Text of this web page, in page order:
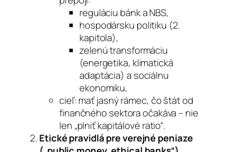
reguláciu bánk a NBS,
hospodársku politiku (2.
kapitola),
zelenú transformáciu
(energetika, klimatická
adaptácia) a sociálnu
ekonomiku,
cieľ: mať jasný rámec, čo štát od
finančného sektora očakáva – nie
len „plniť kapitálové ratio“.
Etické pravidlá pre verejné peniaze